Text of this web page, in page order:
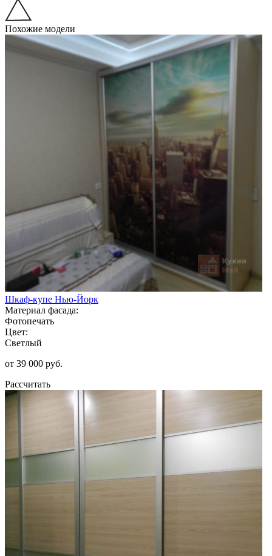
Похожие модели
Шкаф-купе Нью-Йорк
Материал фасада:
Фотопечать
Цвет:
Светлый
от 39 000 руб.
Рассчитать